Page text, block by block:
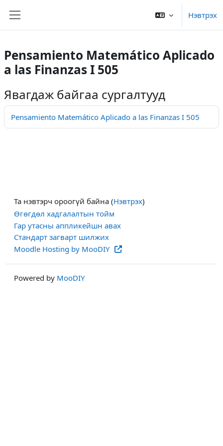
Нэвтрэх
Pensamiento Matemático Aplicado
a las Finanzas I 505
Явагдаж байгаа сургалтууд
Pensamiento Matemático Aplicado a las Finanzas I 505
Та нэвтэрч ороогүй байна (Нэвтрэх)
Өгөгдөл хадгалалтын тойм
Гар утасны аппликейшн авах
Стандарт загварт шилжих
Moodle Hosting by MooDIY
Powered by MooDIY